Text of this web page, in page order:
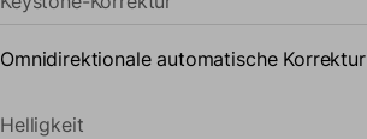
Omnidirektionale automatische Korrektur
Helligkeit